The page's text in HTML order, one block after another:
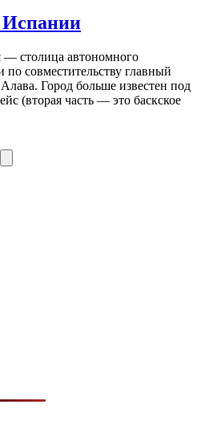
Испании
столица автономного
по совместительству главный
Город больше известен под
(вторая часть — это баскское